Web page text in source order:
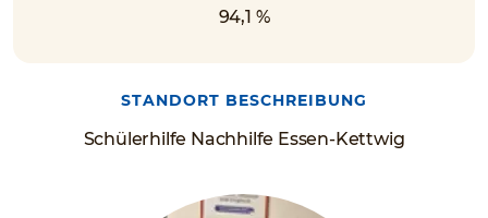
94,1 %
Schülerhilfe Nachhilfe Essen-Kettwig
STANDORT BESCHREIBUNG